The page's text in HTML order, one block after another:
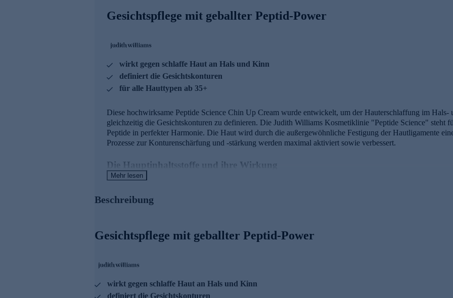
Gesichtspflege mit geballter Peptid-Power
wirkt gegen schlaffe Haut an Hals und Kinn
definiert die Gesichtskonturen
für alle Hauttypen ab 35+
Diese hochwirksame Peptide Science Chin Up Cream wurde entwickelt, um der Hauterschlaffung im
gleichzeitig die Gesichtskonturen zu definieren. Die Judith Williams Kosmetiklinie "Peptide Science" steht
Peptide in perfekter Harmonie. Die Haut wird durch die außergewöhnliche Festigung der Hautligamente
Prozesse zur Konturenschärfung und -stärkung werden maximal aktiviert sowie verbessert.
Die Hauptinhaltsstoffe und ihre Wirkung
Ring Of Youth = Zyklisches Peptid
- Hautstruktur und Elastizität kann durch korrekte Protein-Faltung verbessert werden
Skin Sculptor = Rotalgen Hydrolysat
Kann das Erscheinungsbild eines Doppelkinns reduzieren
- Hemmt den Prozess der Fettgewebebildung
Biomimetic Pep
-Unterstützt die Re-Positionierung von (hängender) Haut
Mehr lesen
Beschreibung
Gesichtspflege mit geballter Peptid-Power
wirkt gegen schlaffe Haut an Hals und Kinn
definiert die Gesichtskonturen